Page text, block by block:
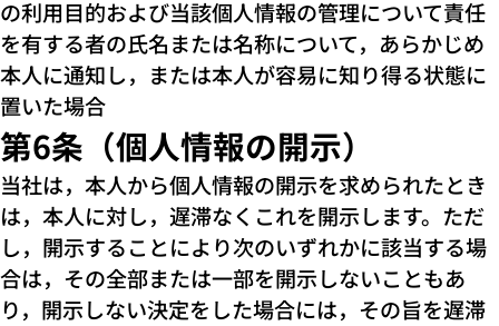
の利用目的および当該個人情報の管理について責任
を有する者の氏名または名称について，あらかじめ
本人に通知し，または本人が容易に知り得る状態に
置いた場合
第6条（個人情報の開示）
当社は，本人から個人情報の開示を求められたとき
は，本人に対し，遅滞なくこれを開示します。ただ
し，開示することにより次のいずれかに該当する場
合は，その全部または一部を開示しないこともあ
り，開示しない決定をした場合には，その旨を遅滞